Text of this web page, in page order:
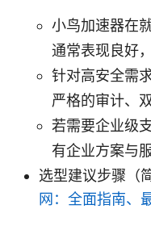
小鸟加速器在
通常表现良好
针对高安全需
严格的审计、
若需要企业级
有企业方案与
选型建议步骤（
网：全面指南、